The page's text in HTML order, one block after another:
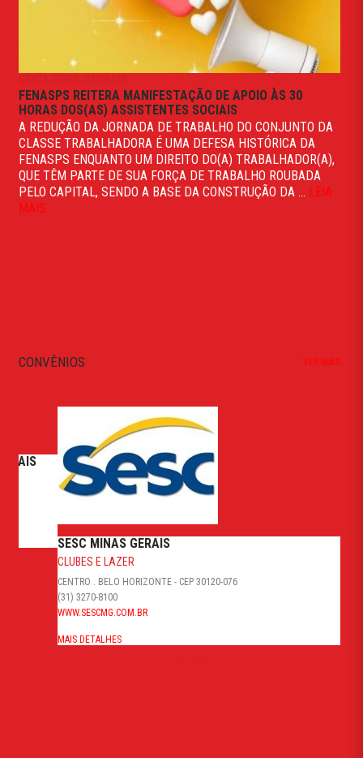
FENASPS REITERA MANIFESTAÇÃO DE APOIO ÀS 30
HORAS DOS(AS) ASSISTENTES SOCIAIS
A REDUÇÃO DA JORNADA DE TRABALHO DO CONJUNTO DA
CLASSE TRABALHADORA É UMA DEFESA HISTÓRICA DA
FENASPS ENQUANTO UM DIREITO DO(A) TRABALHADOR(A),
QUE TÊM PARTE DE SUA FORÇA DE TRABALHO ROUBADA
PELO CAPITAL, SENDO A BASE DA CONSTRUÇÃO DA ... LEIA
MAIS
CONVÊNIOS VER MAIS
SESC MINAS GERAIS
CLUBES E LAZER
CENTRO . BELO HORIZONTE - CEP 30120-076
(31) 3270-8100
WWW.SESCMG.COM.BR
MAIS DETALHES